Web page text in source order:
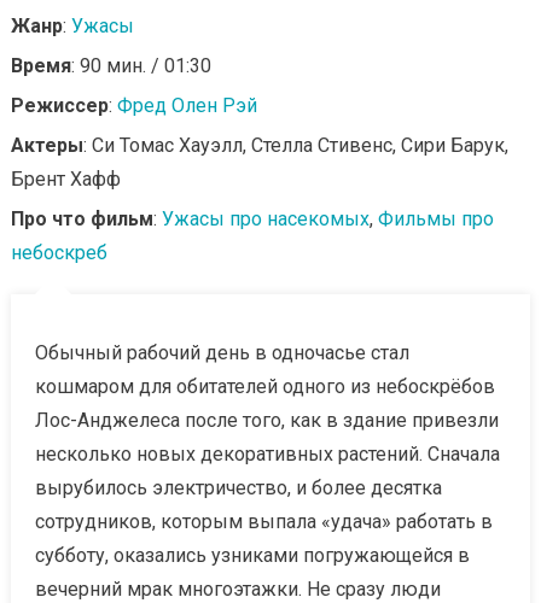
Жанр: Ужасы
Время: 90 мин. / 01:30
Режиссер: Фред Олен Рэй
Актеры: Си Томас Хауэлл, Стелла Стивенс, Сири Барук,
Брент Хафф
Про что фильм: Ужасы про насекомых, Фильмы про
небоскреб
Обычный рабочий день в одночасье стал
кошмаром для обитателей одного из небоскрёбов
Лос-Анджелеса после того, как в здание привезли
несколько новых декоративных растений. Сначала
вырубилось электричество, и более десятка
сотрудников, которым выпала «удача» работать в
субботу, оказались узниками погружающейся в
вечерний мрак многоэтажки. Не сразу люди